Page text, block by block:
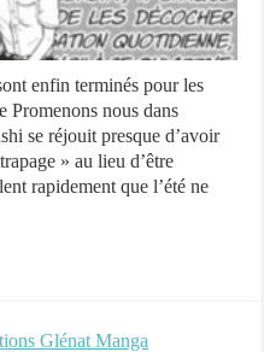
enfin terminés pour les
Promenons nous dans
se réjouit presque d’avoir
» au lieu d’être
rapidement que l’été ne
Glénat Manga